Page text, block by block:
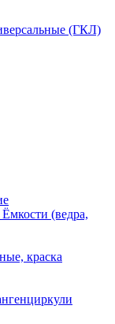
(ГКЛ)
Ёмкости (ведра,
краска